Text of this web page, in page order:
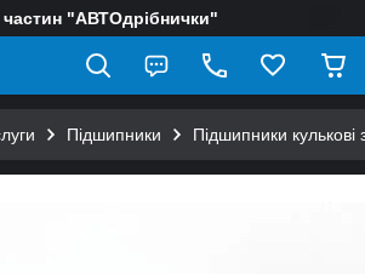
частин "АВТОдрібнички"
Підшипники Підшипники кулькові